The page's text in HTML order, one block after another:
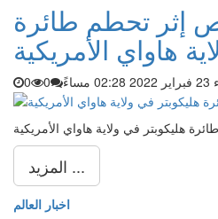
إثر تحطم طائرة
هاواي الأمريكية
0
0
المزيد ...
اخبار العالم